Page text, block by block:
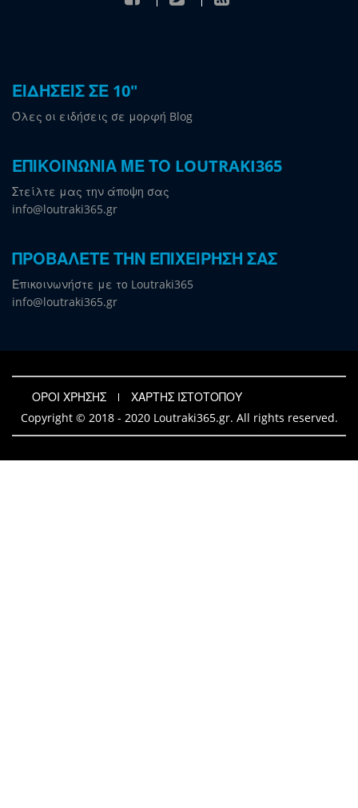
ΕΙΔΗΣΕΙΣ ΣΕ 10"
Όλες οι ειδήσεις σε μορφή Blog
ΕΠΙΚΟΙΝΩΝΙΑ ΜΕ ΤΟ LOUTRAKI365
Στείλτε μας την άποψη σας
info@loutraki365.gr
ΠΡΟΒΑΛΕΤΕ ΤΗΝ ΕΠΙΧΕΙΡΗΣΗ ΣΑΣ
Επικοινωνήστε με το Loutraki365
info@loutraki365.gr
ΟΡΟΙ ΧΡΗΣΗΣ
ΧΑΡΤΗΣ ΙΣΤΟΤΟΠΟΥ
Copyright © 2018 - 2020 Loutraki365.gr. All rights reserved.